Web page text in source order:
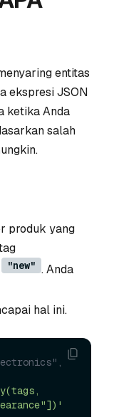
entitas
ekspresi JSON
ketika Anda
salah
produk yang
"new" . Anda
hal ini.